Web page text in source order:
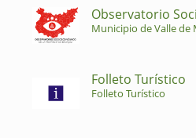
Observatorio
Municipio de Valle de
Folleto Turístico
Folleto Turístico